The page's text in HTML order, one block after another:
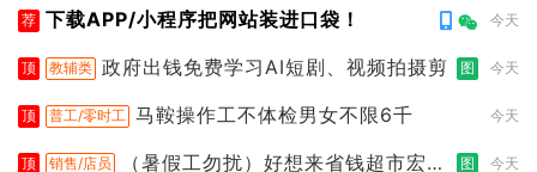
荐 下载APP/小程序把网站装进口袋！ 今天
顶 教辅类 政府出钱免费学习AI短剧、视频拍摄剪 图 今天
顶 普工/零时工 马鞍操作工不体检男女不限6千 今天
顶 销售/店员
（暑假工勿扰）好想来省钱超市宏声
图 今天